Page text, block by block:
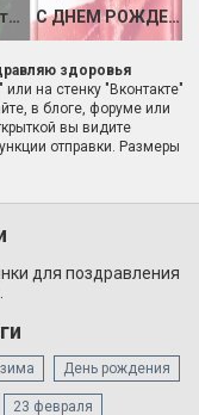
Красивый цветок ко Дню Рождения! С ДНЕМ РОЖДЕНИЯ
здоровья
на стенку "Вконтакте"
в блоге, форуме или
вы видите
отправки. Размеры
для поздравления
зима День рождения
23 февраля